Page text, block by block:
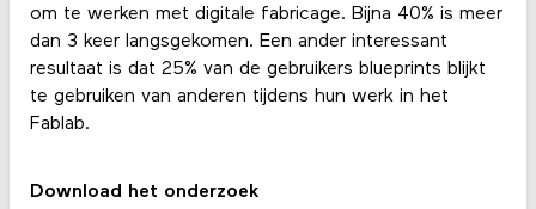
om te werken met digitale fabricage. Bijna 40% is meer
dan 3 keer langsgekomen. Een ander interessant
resultaat is dat 25% van de gebruikers blueprints blijkt
te gebruiken van anderen tijdens hun werk in het
Fablab.
Download het onderzoek